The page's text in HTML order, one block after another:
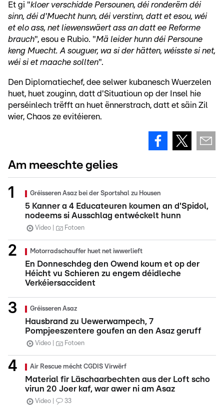
Et gi "kloer verschidde Persounen, déi ronderëm déi
sinn, déi d'Muecht hunn, déi verstinn, datt et esou, wéi
et elo ass, net liewenswäert ass an datt ee Reforme
brauch", esou e Rubio. "Mä leider hunn déi Persoune
keng Muecht. A souguer, wa si der hätten, wéisste si net,
wéi si et maache sollten".
Den Diplomatiechef, dee selwer kubanesch Wuerzelen
huet, huet zouginn, datt d'Situatioun op der Insel hie
perséinlech trëfft an huet ënnerstrach, datt et säin Zil
wier, Chaos ze evitéieren.
Am meeschte gelies
Gréisseren Asaz bei der Sportshal zu Housen
5 Kanner a 4 Educateuren koumen an d'Spidol,
nodeems si Ausschlag entwéckelt hunn
Video Fotoen
Motorradschauffer huet net iwwerlieft
En Donneschdeg den Owend koum et op der
Héicht vu Schieren zu engem déidleche
Verkéiersaccident
Gréisseren Asaz
Hausbrand zu Uewerwampech, 7
Pompjeeszentere goufen an den Asaz geruff
Video Fotoen
Air Rescue mécht CGDIS Virwërf
Material fir Läschaarbechten aus der Loft scho
virun 20 Joer kaf, war awer ni am Asaz
Video 33